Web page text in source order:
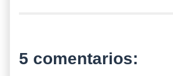
5 comentarios: